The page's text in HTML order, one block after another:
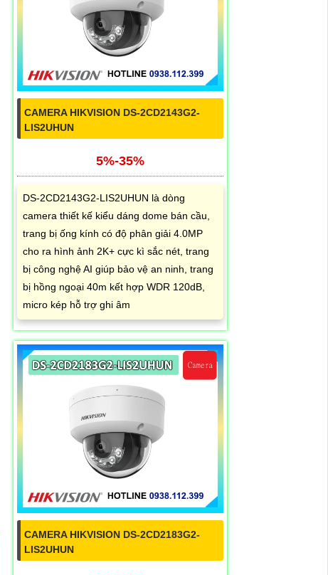
CAMERA HIKVISION DS-2CD2143G2-
LIS2UHUN
5%-35%
DS-2CD2143G2-LIS2UHUN là dòng
camera thiết kế kiểu dáng dome bán cầu,
trang bị ống kính có độ phân giải 4.0MP
cho ra hình ảnh 2K+ cực kì sắc nét, trang
bị công nghệ AI giúp bảo vệ an ninh, trang
bị hồng ngoại 40m kết hợp WDR 120dB,
micro kép hỗ trợ ghi âm
CAMERA HIKVISION DS-2CD2183G2-
LIS2UHUN